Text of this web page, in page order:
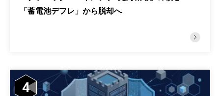
「蓄電池デフレ」から脱却へ
4